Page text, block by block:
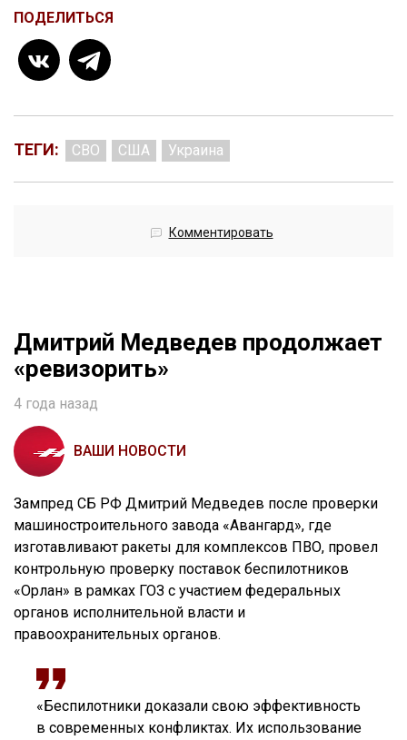
ПОДЕЛИТЬСЯ
ТЕГИ: СВО США Украина
Комментировать
Дмитрий Медведев продолжает
«ревизорить»
4 года назад
ВАШИ НОВОСТИ
Зампред СБ РФ Дмитрий Медведев после проверки
машиностроительного завода «Авангард», где
изготавливают ракеты для комплексов ПВО, провел
контрольную проверку поставок беспилотников
«Орлан» в рамках ГОЗ с участием федеральных
органов исполнительной власти и
правоохранительных органов.
«Беспилотники доказали свою эффективность
в современных конфликтах. Их использование